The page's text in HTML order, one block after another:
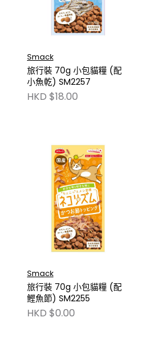
Smack
旅行裝 70g 小包貓糧 (配
小魚乾) SM2257
HKD $18.00
Smack
旅行裝 70g 小包貓糧 (配
鰹魚節) SM2255
HKD $0.00